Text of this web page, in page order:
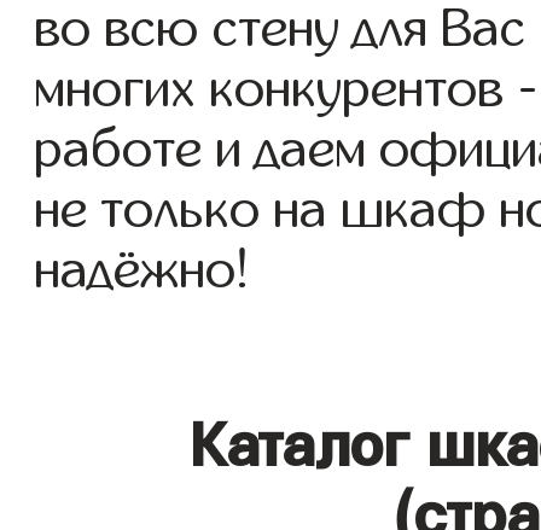
во всю стену для Вас
многих конкурентов
работе и даем
не только на шкаф
надёжно!
Каталог